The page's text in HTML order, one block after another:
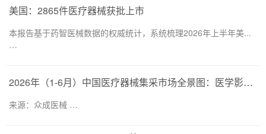
美国：2865件医疗器械获批上市
本报告基于药智医械数据的权威统计，系统梳理2026年上半年美...
…
2026年（1-6月）中国医疗器械集采市场全景图：医学影像仍为集采主要目标，部分产品线增速显著
来源：众成医械 …